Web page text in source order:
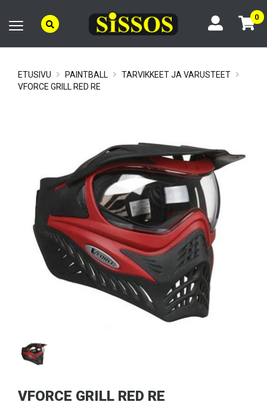
0
ETUSIVU PAINTBALL
TARVIKKEET JA VARUSTEET
VFORCE GRILL RED RE
VFORCE GRILL RED RE